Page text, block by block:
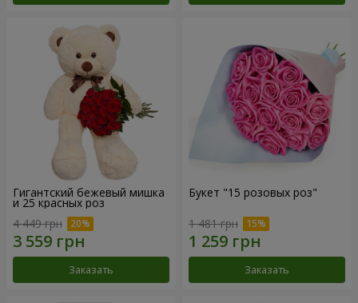
Гигантский бежевый мишка
и 25 красных роз
4 449 грн
Заказать
Букет "15 розовых роз"
1 481 грн
Заказать